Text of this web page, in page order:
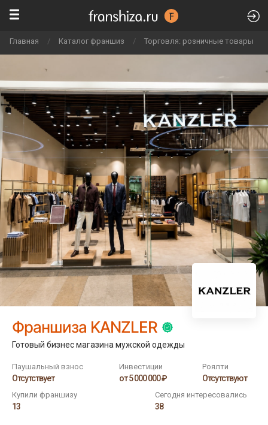
Главная / Каталог франшиз / Торговля: розничные товары
Франшиза KANZLER
Готовый бизнес магазина мужской одежды
Паушальный взнос
Отсутствует
Инвестиции
от 5 000 000 ₽
Роялти
Отсутствуют
Купили франшизу
13
Сегодня интересовались
38